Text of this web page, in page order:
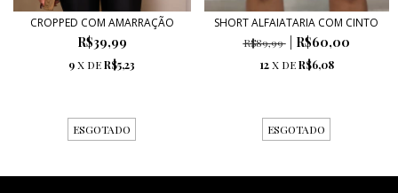
CROPPED COM AMARRAÇÃO
R$39,99
9X DER$5,23
ESGOTADO
SHORT ALFAIATARIA COM CINTO
R$89,99 R$60,00
12 X DER$6,08
ESGOTADO